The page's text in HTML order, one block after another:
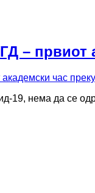
– првиот
19, нема да се